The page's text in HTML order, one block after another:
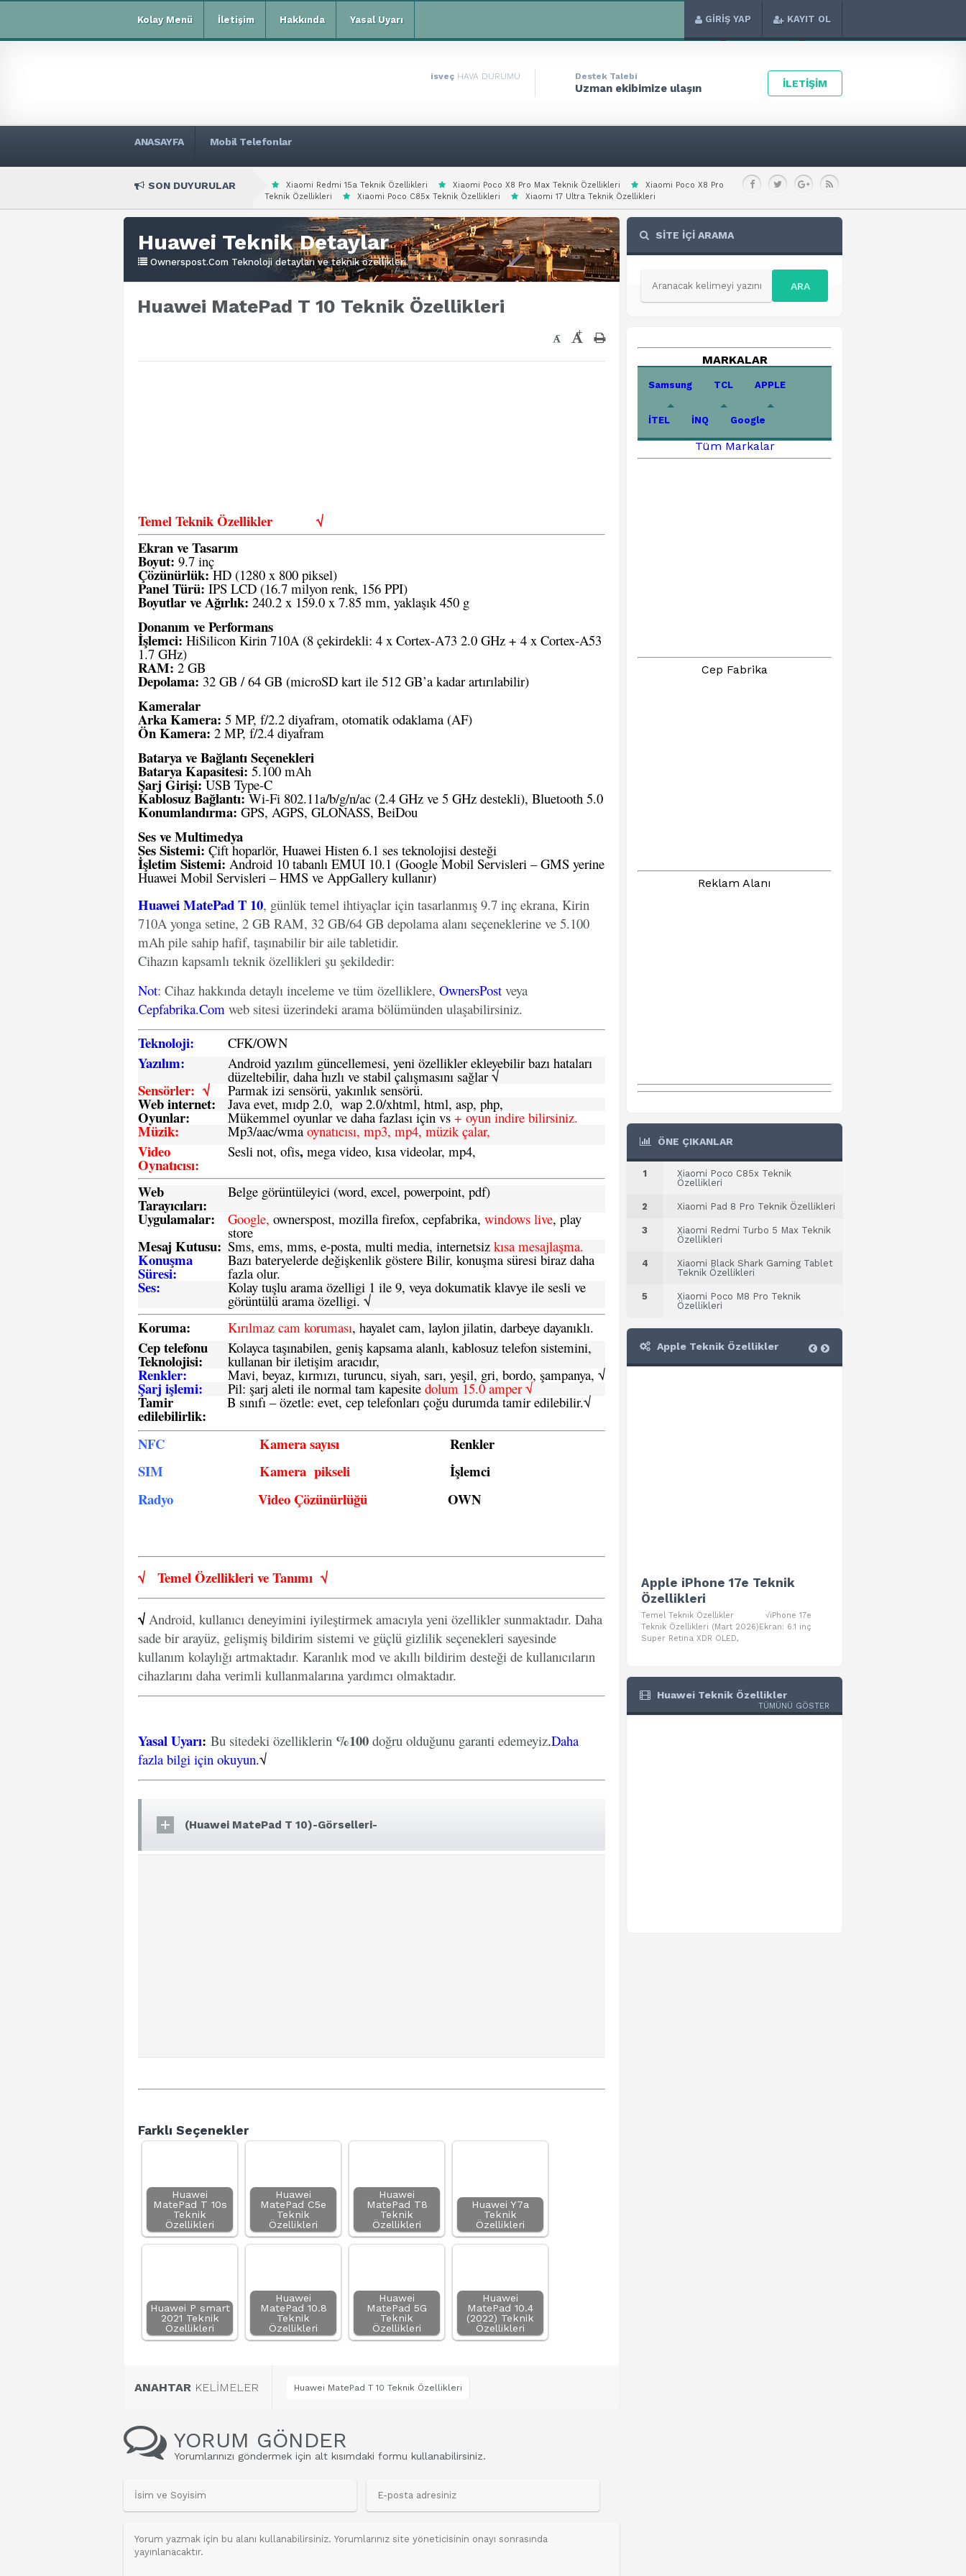
Kolay Menü İletişim Hakkında Yasal Uyarı GİRİŞ YAP KAYIT OL
isveç HAVA DURUMU Destek Talebi
Uzman ekibimize ulaşın İLETİŞİM
ANASAYFA Mobil Telefonlar
SON DUYURULAR Xiaomi Redmi 15a Teknik Özellikleri Xiaomi Poco X8 Pro Max Teknik Özellikleri
Xiaomi Poco X8 Pro
Teknik Özellikleri
Xiaomi Poco C85x Teknik Özellikleri Xiaomi 17 Ultra Teknik Özellikleri
Huawei Teknik Detaylar
Ownerspost.Com Teknoloji detayları ve teknik özellikleri.
Huawei MatePad T 10 Teknik Özellikleri
- +
Temel Teknik Özellikler√
Ekran ve Tasarım
Boyut: 9.7 inç
Çözünürlük:HD (1280 x 800 piksel)
Panel Türü: IPS LCD (16.7 milyon renk, 156 PPI)
Boyutlar ve Ağırlık: 240.2 x 159.0 x 7.85 mm, yaklaşık 450 g
Donanım ve Performans
İşlemci: HiSilicon Kirin 710A (8 çekirdekli: 4 x Cortex-A73 2.0 GHz + 4 x Cortex-A53
1.7 GHz)
RAM: 2 GB
Depolama: 32 GB / 64 GB (microSD kart ile 512 GB’a kadar artırılabilir)
Kameralar
Arka Kamera: 5 MP, f/2.2 diyafram, otomatik odaklama (AF)
Ön Kamera: 2 MP, f/2.4 diyafram
Batarya ve Bağlantı Seçenekleri
Batarya Kapasitesi: 5.100 mAh
Şarj Girişi:USB Type-C
Kablosuz Bağlantı:Wi-Fi 802.11a/b/g/n/ac (2.4 GHz ve 5 GHz destekli), Bluetooth 5.0
Konumlandırma: GPS, AGPS, GLONASS, BeiDou
Ses ve Multimedya
Ses Sistemi: Çift hoparlör, Huawei Histen 6.1 ses teknolojisi desteği
İşletim Sistemi: Android 10 tabanlı EMUI 10.1 (Google Mobil Servisleri – GMS yerine
Huawei Mobil Servisleri – HMS ve AppGallery kullanır)
Huawei MatePad T 10, günlük temel ihtiyaçlar için tasarlanmış 9.7 inç ekrana, Kirin
710A yonga setine, 2 GB RAM, 32 GB/64 GB depolama alanı seçeneklerine ve 5.100
mAh pile sahip hafif, taşınabilir bir aile tabletidir.
Cihazın kapsamlı teknik özellikleri şu şekildedir:
Not: Cihaz hakkında detaylı inceleme ve tüm özelliklere, OwnersPost veya
Cepfabrika.Com web sitesi üzerindeki arama bölümünden ulaşabilirsiniz.
Teknoloji: CFK/OWN
Yazılım: Android yazılım güncellemesi, yeni özellikler ekleyebilir bazı hataları
düzeltebilir, daha hızlı ve stabil çalışmasını sağlar √
Sensörler: √ Parmak izi sensörü, yakınlık sensörü.
Web internet: Java evet, mıdp 2.0, wap 2.0/xhtml, html, asp, php,
Oyunlar: Mükemmel oyunlar ve daha fazlası için vs + oyun indire bilirsiniz.
Müzik: Mp3/aac/wmaoynatıcısı, mp3, mp4, müzik çalar,
Video
Oynatıcısı:
Sesli not, ofis, mega video, kısa videolar, mp4,
Web
Tarayıcıları:
Belge görüntüleyici (word, excel, powerpoint, pdf)
Uygulamalar: Google, ownerspost, mozilla firefox, cepfabrika, windows live, play
store
Mesaj Kutusu: Sms, ems, mms, e-posta, multi media, internetsiz kısa mesajlaşma.
Konuşma
Süresi:
Bazı bateryelerde değişkenlik göstere Bilir, konuşma süresi biraz daha
fazla olur.
Ses: Kolay tuşlu arama özelligi 1 ile 9, veya dokumatik klavye ile sesli ve
görüntülü arama özelligi. √
Koruma: Kırılmaz cam koruması, hayalet cam, laylon jilatin, darbeye dayanıklı.
Cep telefonu
Teknolojisi:
Kolayca taşınabilen, geniş kapsama alanlı, kablosuz telefon sistemini,
kullanan bir iletişim aracıdır,
Renkler: Mavi, beyaz, kırmızı, turuncu, siyah, sarı, yeşil, gri, bordo, şampanya, √
Şarj işlemi: Pil: şarj aleti ile normal tam kapesite dolum 15.0 amper √
Tamir
edilebilirlik:
B sınıfı – özetle: evet, cep telefonları çoğu durumda tamir edilebilir.√
NFC Kamera sayısı
Renkler
SIM
Kamera pikseli
İşlemci
Radyo
Video Çözünürlüğü OWN
√ Temel Özellikleri veTanımı √
√ Android, kullanıcı deneyimini iyileştirmek amacıyla yeni özellikler sunmaktadır. Daha
sade bir arayüz, gelişmiş bildirim sistemi ve güçlü gizlilik seçenekleri sayesinde
kullanım kolaylığı artmaktadır. Karanlık mod ve akıllı bildirim desteği de kullanıcıların
cihazlarını daha verimli kullanmalarına yardımcı olmaktadır.
Yasal Uyarı: Bu sitedeki özelliklerin %100 doğru olduğunu garanti edemeyiz.Daha
fazla bilgi için okuyun.√
(Huawei MatePad T 10)-Görselleri-
Farklı Seçenekler
Huawei
MatePad T 10s
Teknik
Özellikleri
Huawei
MatePad C5e
Teknik
Özellikleri
Huawei
MatePad T8
Teknik
Özellikleri
Huawei Y7a
Teknik
Özellikleri
Huawei P smart
2021 Teknik
Özellikleri
Huawei
MatePad 10.8
Teknik
Özellikleri
Huawei
MatePad 5G
Teknik
Özellikleri
Huawei
MatePad 10.4
(2022) Teknik
Özellikleri
ANAHTAR KELİMELER Huawei MatePad T 10 Teknik Özellikleri
YORUM GÖNDER
Yorumlarınızı göndermek için alt kısımdaki formu kullanabilirsiniz.
SİTE İÇİ ARAMA
ARA
MARKALAR
Samsung TCL APPLE
İTEL İNQ Google
Tüm Markalar
Cep Fabrika
Reklam Alanı
ÖNE ÇIKANLAR
1
Xiaomi Poco C85x Teknik
Özellikleri
2 Xiaomi Pad 8 Pro Teknik Özellikleri
3
Xiaomi Redmi Turbo 5 Max Teknik
Özellikleri
4
Xiaomi Black Shark Gaming Tablet
Teknik Özellikleri
5
Xiaomi Poco M8 Pro Teknik
Özellikleri
Apple Teknik Özellikler
Apple iPhone 17e Teknik
Özellikleri
Temel Teknik Özellikler √iPhone 17e
Teknik Özellikleri (Mart 2026)Ekran: 6.1 inç
Super Retina XDR OLED,
Huawei Teknik Özellikler
TÜMÜNÜ GÖSTER